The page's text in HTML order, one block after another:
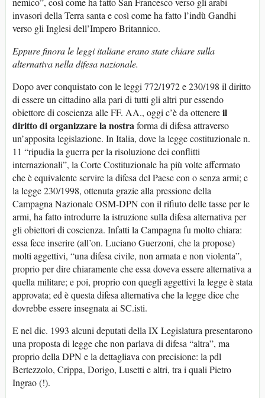
invasori della Terra santa e così come ha fatto l’indù Gandhi
verso gli Inglesi dell’Impero Britannico.
Eppure finora le leggi italiane erano state chiare sulla
alternativa nella difesa nazionale.
Dopo aver conquistato con le leggi 772/1972 e 230/198 il diritto
di essere un cittadino alla pari di tutti gli altri pur essendo
obiettore di coscienza alle FF. AA., oggi c’è da ottenereil
diritto di organizzare lanostraforma di difesa attraverso
un’apposita legislazione. In Italia, dove la legge costituzionale n.
11 “ripudia la guerra per la risoluzione dei conflitti
internazionali”, la Corte Costituzionale ha più volte affermato
che è equivalente servire la difesa del Paese con o senza armi; e
la legge 230/1998, ottenuta grazie alla pressione della
Campagna Nazionale OSM-DPN con il rifiuto delle tasse per le
armi, ha fatto introdurre la istruzione sulla difesa alternativa per
gli obiettori di coscienza. Infatti la Campagna fu molto chiara:
essa fece inserire (all’on. Luciano Guerzoni, che la propose)
molti aggettivi, “una difesa civile, non armata e non violenta”,
proprio per dire chiaramente che essa doveva essere alternativa a
quella militare; e poi, proprio con quegli aggettivi la legge è stata
approvata; ed è questa difesa alternativa che la legge dice che
dovrebbe essere insegnata ai SC.isti.
E nel dic. 1993 alcuni deputati della IX Legislatura presentarono
una proposta di legge che non parlava di difesa “altra”, ma
proprio della DPN e la dettagliava con precisione: la pdl
Bertezzolo, Crippa, Dorigo, Lusetti e altri, tra i quali Pietro
Ingrao (!).